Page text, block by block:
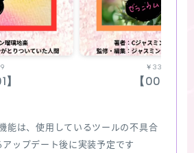
】
￥330
【002】
能は、使用しているツールの不具合
アップデート後に実装予定です